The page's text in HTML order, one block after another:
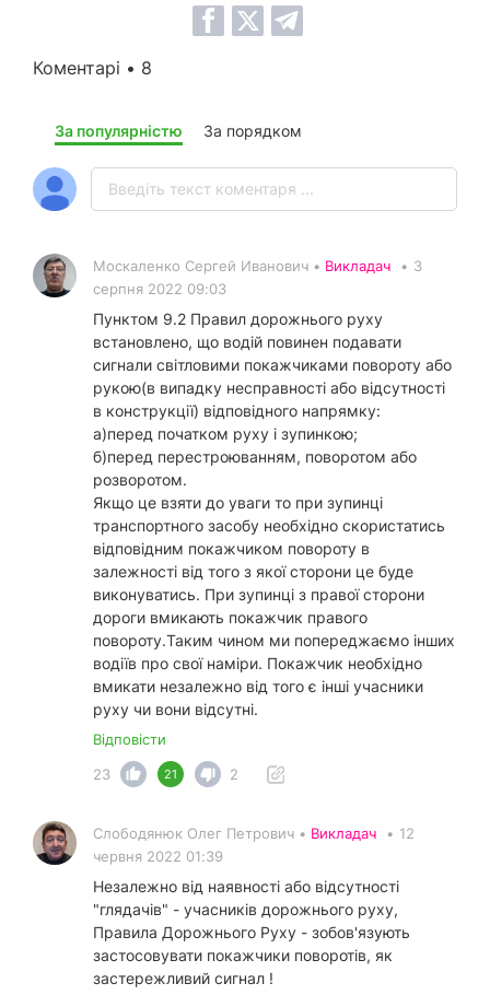
Коментарі • 8
За популярністю За порядком
Москаленко Сергей Иванович • Викладач • 3
серпня 2022 09:03
Пунктом 9.2 Правил дорожнього руху
встановлено, що водій повинен подавати
сигнали світловими покажчиками повороту або
рукою(в випадку несправності або відсутності
в конструкції) відповідного напрямку:
а)перед початком руху і зупинкою;
б)перед перестроюванням, поворотом або
розворотом.
Якщо це взяти до уваги то при зупинці
транспортного засобу необхідно скористатись
відповідним покажчиком повороту в
залежності від того з якої сторони це буде
виконуватись. При зупинці з правої сторони
дороги вмикають покажчик правого
повороту.Таким чином ми попереджаємо інших
водіїв про свої наміри. Покажчик необхідно
вмикати незалежно від того є інші учасники
руху чи вони відсутні.
Відповісти
23
21 2
Слободянюк Олег Петрович • Викладач • 12
червня 2022 01:39
Незалежно від наявності або відсутності
"глядачів" - учасників дорожнього руху,
Правила Дорожнього Руху - зобов'язують
застосовувати покажчики поворотів, як
застережливий сигнал !